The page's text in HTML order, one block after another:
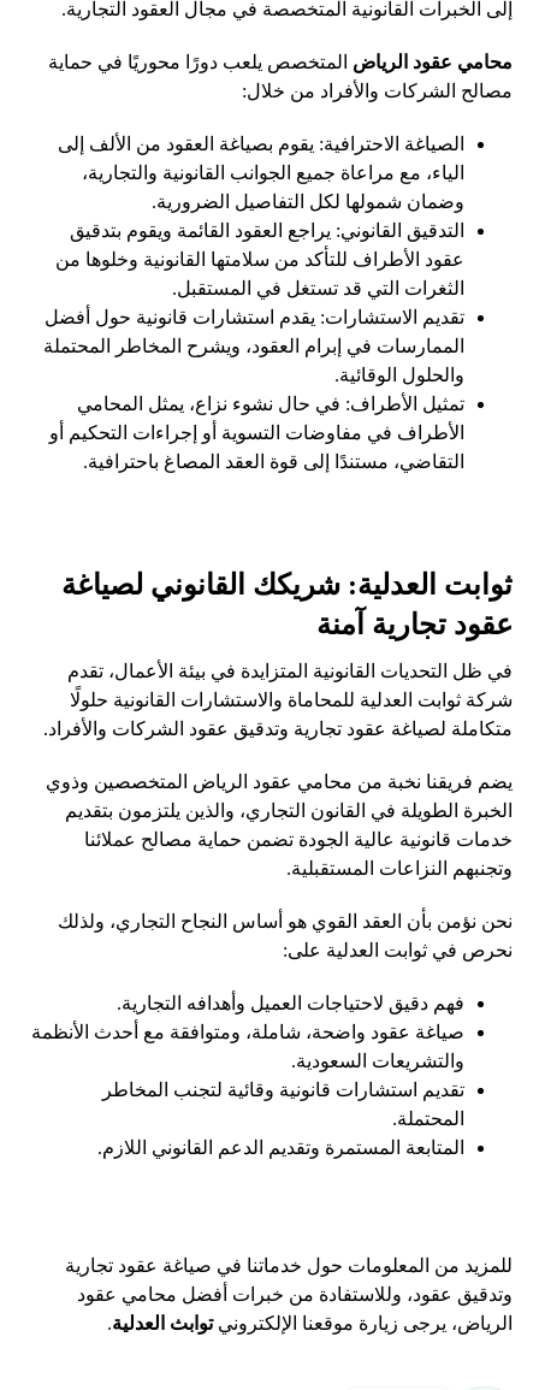
إلى الخبرات القانونية المتخصصة في مجال العقود التجارية.
محامي عقود الرياض المتخصص يلعب دورًا محوريًا في حماية
مصالح الشركات والأفراد من خلال:
الصياغة الاحترافية: يقوم بصياغة العقود من الألف إلى
الياء، مع مراعاة جميع الجوانب القانونية والتجارية،
وضمان شمولها لكل التفاصيل الضرورية.
التدقيق القانوني: يراجع العقود القائمة ويقوم بتدقيق
عقود الأطراف للتأكد من سلامتها القانونية وخلوها من
الثغرات التي قد تستغل في المستقبل.
تقديم الاستشارات: يقدم استشارات قانونية حول أفضل
الممارسات في إبرام العقود، ويشرح المخاطر المحتملة
والحلول الوقائية.
تمثيل الأطراف: في حال نشوء نزاع، يمثل المحامي
الأطراف في مفاوضات التسوية أو إجراءات التحكيم أو
التقاضي، مستندًا إلى قوة العقد المصاغ باحترافية.
ثوابت العدلية: شريكك القانوني لصياغة
عقود تجارية آمنة
في ظل التحديات القانونية المتزايدة في بيئة الأعمال، تقدم
شركة ثوابت العدلية للمحاماة والاستشارات القانونية حلولًا
متكاملة لصياغة عقود تجارية وتدقيق عقود الشركات والأفراد.
يضم فريقنا نخبة من محامي عقود الرياض المتخصصين وذوي
الخبرة الطويلة في القانون التجاري، والذين يلتزمون بتقديم
خدمات قانونية عالية الجودة تضمن حماية مصالح عملائنا
وتجنبهم النزاعات المستقبلية.
نحن نؤمن بأن العقد القوي هو أساس النجاح التجاري، ولذلك
نحرص في ثوابت العدلية على:
فهم دقيق لاحتياجات العميل وأهدافه التجارية.
صياغة عقود واضحة، شاملة، ومتوافقة مع أحدث الأنظمة
والتشريعات السعودية.
تقديم استشارات قانونية وقائية لتجنب المخاطر
المحتملة.
المتابعة المستمرة وتقديم الدعم القانوني اللازم.
للمزيد من المعلومات حول خدماتنا في صياغة عقود تجارية
وتدقيق عقود، وللاستفادة من خبرات أفضل محامي عقود
الرياض، يرجى زيارة موقعنا الإلكترونيتوابث العدلية.